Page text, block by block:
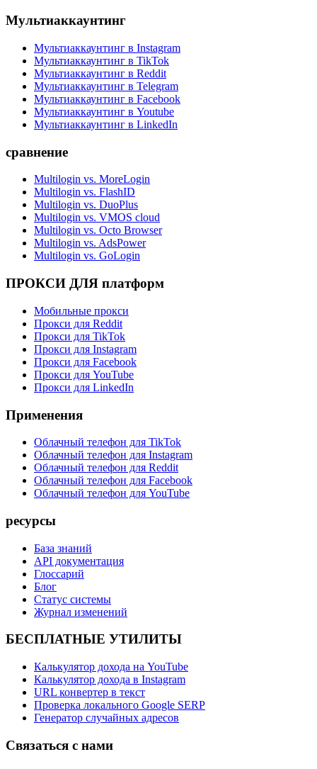
Мультиаккаунтинг
Мультиаккаунтинг в Instagram
Мультиаккаунтинг в TikTok
Мультиаккаунтинг в Reddit
Мультиаккаунтинг в Telegram
Мультиаккаунтинг в Facebook
Мультиаккаунтинг в Youtube
Мультиаккаунтинг в LinkedIn
сравнение
Multilogin vs. MoreLogin
Multilogin vs. FlashID
Multilogin vs. DuoPlus
Multilogin vs. VMOS cloud
Multilogin vs. Octo Browser
Multilogin vs. AdsPower
Multilogin vs. GoLogin
ПРОКСИ ДЛЯ платформ
Мобильные прокси
Прокси для Reddit
Прокси для TikTok
Прокси для Instagram
Прокси для Facebook
Прокси для YouTube
Прокси для LinkedIn
Применения
Облачный телефон для TikTok
Облачный телефон для Instagram
Облачный телефон для Reddit
Облачный телефон для Facebook
Облачный телефон для YouTube
ресурсы
База знаний
API документация
Глоссарий
Блог
Статус системы
Журнал изменений
БЕСПЛАТНЫЕ УТИЛИТЫ
Калькулятор дохода на YouTube
Калькулятор дохода в Instagram
URL конвертер в текст
Проверка локального Google SERP
Генератор случайных адресов
Связаться с нами